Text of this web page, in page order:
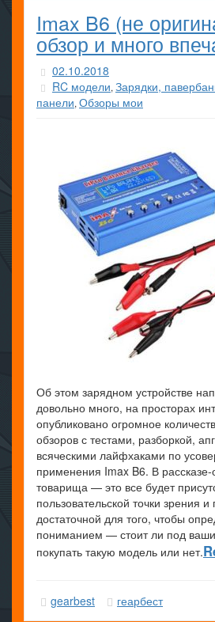
Imax B6 (не
обзор и много
02.10.2018
RC модели, Зарядки,
панели, Обзоры мои
Об этом зарядном устройстве
довольно много, на просторах
опубликовано огромное
обзоров с тестами, разборкой,
всяческими лайфхаками по
применения Imax B6. В рассказе-
товарища — это все будет
пользовательской точки зрения и
достаточной для того, чтобы
пониманием — стоит ли под
покупать такую модель или нет.
gearbest геарбест